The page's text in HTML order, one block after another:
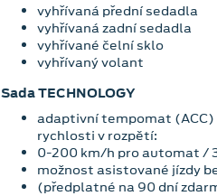
vyhřívaná přední sedadla
vyhřívaná zadní sedadla
vyhřívané čelní sklo
vyhřívaný volant
Sada TECHNOLOGY
adaptivní tempomat
rychlosti v rozpětí:
0-200 km/h pro automat /
možnost asistované jízdy
(předplatné na 90 dní